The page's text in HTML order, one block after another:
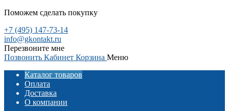
Поможем сделать покупку
+7 (495) 147-73-14
info@gkontakt.ru
Перезвоните мне
Позвонить Кабинет Корзина Меню
Каталог товаров
Оплата
Доставка
О компании